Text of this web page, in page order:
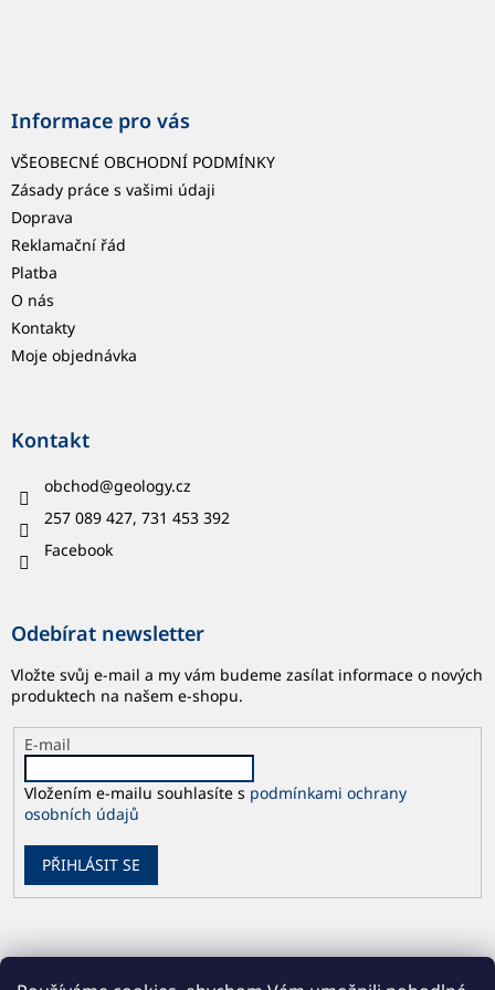
Informace pro vás
VŠEOBECNÉ OBCHODNÍ PODMÍNKY
Zásady práce s vašimi údaji
Doprava
Reklamační řád
Platba
O nás
Kontakty
Moje objednávka
Kontakt
obchod@geology.cz
257 089 427, 731 453 392
Facebook
Odebírat newsletter
Vložte svůj e-mail a my vám budeme zasílat informace o nových
produktech na našem e-shopu.
E-mail
Vložením e-mailu souhlasíte s podmínkami ochrany
osobních údajů
PŘIHLÁSIT SE